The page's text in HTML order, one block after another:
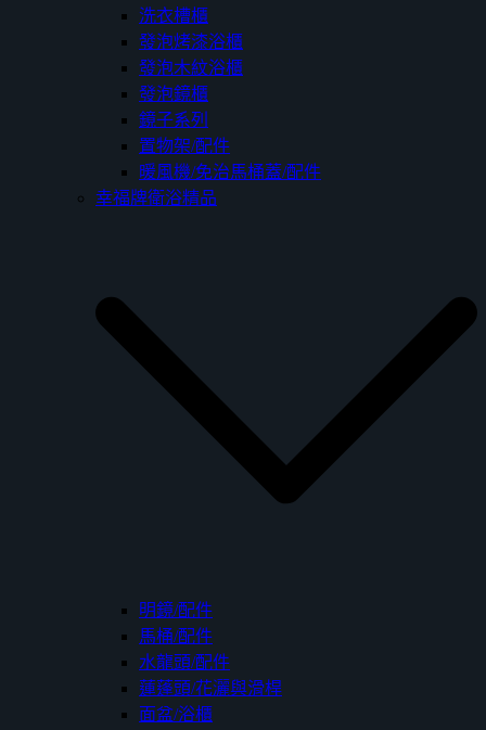
洗衣槽櫃
發泡烤漆浴櫃
發泡木紋浴櫃
發泡鏡櫃
鏡子系列
置物架/配件
暖風機/免治馬桶蓋/配件
幸福牌衛浴精品
明鏡/配件
馬桶/配件
水龍頭/配件
蓮蓬頭/花灑與滑桿
面盆/浴櫃